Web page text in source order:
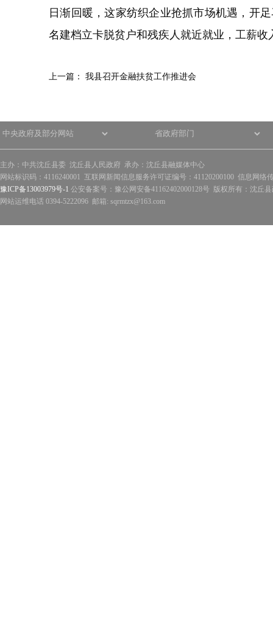
日渐回暖，这家纺织企业抢抓市场机遇，开
名建档立卡脱贫户和残疾人就近就业，工薪收
上一篇： 我县召开金融扶贫工作推进会
主办：中共沈丘县委 沈丘县人民政府 承办：沈丘县融媒体中心
网站标识码：4116240001 互联网新闻信息服务许可证编号：41120200100 信息网络
豫ICP备13003979号-1 公安备案号：豫公网安备41162402000128号 版权所有：沈丘
网站运维电话 0394-5222096 邮箱: sqrmtzx@163.com